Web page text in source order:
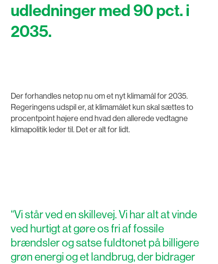
udledninger med 90 pct. i
2035.
Der forhandles netop nu om et nyt klimamål for 2035.
Regeringens udspil er, at klimamålet kun skal sættes to
procentpoint højere end hvad den allerede vedtagne
klimapolitik leder til. Det er alt for lidt.
“Vi står ved en skillevej. Vi har alt at vinde
ved hurtigt at gøre os fri af fossile
brændsler og satse fuldtonet på billigere
grøn energi og et landbrug, der bidrager